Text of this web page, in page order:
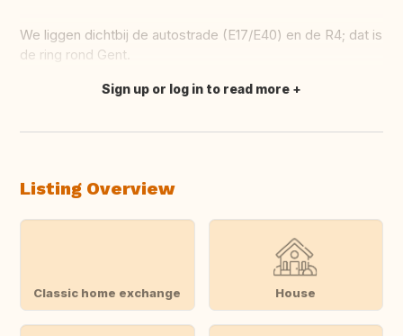
We liggen dichtbij de autostrade (E17/E40) en de R4; dat is
de ring rond Gent.
Translate this
Sign up or log in to read more
Listing Overview
Classic home exchange House